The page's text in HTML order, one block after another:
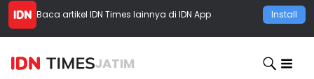
Baca artikel IDN Times lainnya di IDN App Install
JATIM